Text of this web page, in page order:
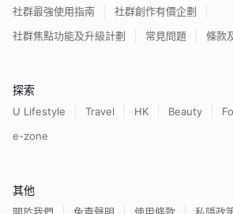
社群最強使用指南
社群創作有價企劃
社群焦點功能及升級計劃
常見問題 條款
探索
U Lifestyle Travel HK Beauty
e-zone
其他
關於我們 免責聲明 使用條款 私隱政